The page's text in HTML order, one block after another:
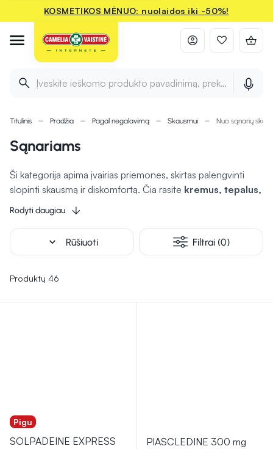
KOSMETIKOS MĖNUO: nuolaidos iki -50%!
Įveskite ieškomo produkto pavadinimą, prekės ženklą ir
Titulinis Pradžia Pagal negalavimą Skausmui Nuo sąnarių
Sąnariams
Ši kategorija apima įvairias priemones, skirtas palengvinti
slopinti skausmą ir diskomfortą. Čia rasite kremus, tepalus,
gelius ir kitus produktus, kurie
uždegimą ir skausmą
tinkamus produktus, galite pagerinti savo judrumą,
nepriklausomai nuo amžiaus ar fizinio aktyvumo lygio.
komfortą ir palengvinti kasdienes veiklas.
Rodyti daugiau
expand_more Rūšiuoti Filtrai (0)
Produktų 46
Pigu
SOLPADEINE EXPRESS
PIASCLEDINE 300 mg